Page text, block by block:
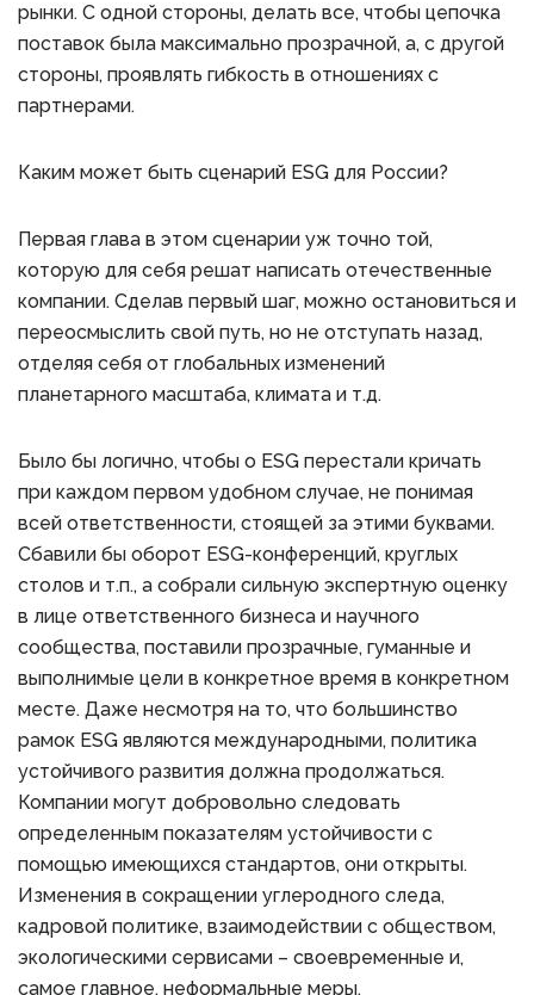
рынки. С одной стороны, делать все, чтобы цепочка
поставок была максимально прозрачной, а, с другой
стороны, проявлять гибкость в отношениях с
партнерами.
Каким может быть сценарий ESG для России?
Первая глава в этом сценарии уж точно той,
которую для себя решат написать отечественные
компании. Сделав первый шаг, можно остановиться и
переосмыслить свой путь, но не отступать назад,
отделяя себя от глобальных изменений
планетарного масштаба, климата и т.д.
Было бы логично, чтобы о ESG перестали кричать
при каждом первом удобном случае, не понимая
всей ответственности, стоящей за этими буквами.
Сбавили бы оборот ESG-конференций, круглых
столов и т.п., а собрали сильную экспертную оценку
в лице ответственного бизнеса и научного
сообщества, поставили прозрачные, гуманные и
выполнимые цели в конкретное время в конкретном
месте. Даже несмотря на то, что большинство
рамок ESG являются международными, политика
устойчивого развития должна продолжаться.
Компании могут добровольно следовать
определенным показателям устойчивости с
помощью имеющихся стандартов, они открыты.
Изменения в сокращении углеродного следа,
кадровой политике, взаимодействии с обществом,
экологическими сервисами – своевременные и,
самое главное, неформальные меры.